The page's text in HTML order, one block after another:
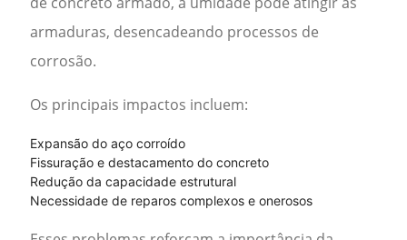
armaduras, desencadeando processos de
corrosão.
Os principais impactos incluem:
Expansão do aço corroído
Fissuração e destacamento do concreto
Redução da capacidade estrutural
Necessidade de reparos complexos e onerosos